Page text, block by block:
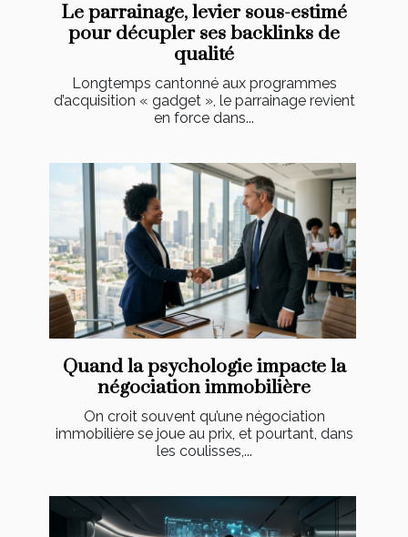
Le parrainage, levier sous-estimé
pour décupler ses backlinks de
qualité
Longtemps cantonné aux programmes
d’acquisition « gadget », le parrainage revient
en force dans...
Quand la psychologie impacte la
négociation immobilière
On croit souvent qu’une négociation
immobilière se joue au prix, et pourtant, dans
les coulisses,...